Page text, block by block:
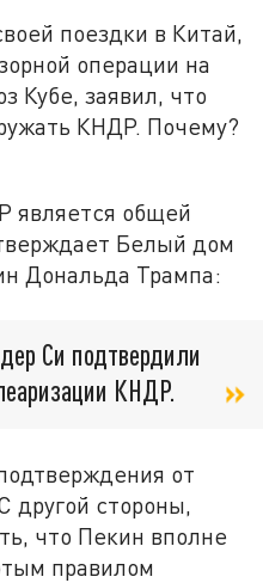
поездки в Китай,
операции на
Кубе, заявил, что
КНДР. Почему?
является общей
Белый дом
Дональда Трампа:
Си подтвердили
КНДР.
от
другой стороны,
что Пекин вполне
правилом